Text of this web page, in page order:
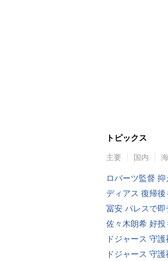
トピックス
主要 国内
ロバーツ監督
ディアス 復帰
冨安 パレスで即
佐々木朗希 好
ドジャース 守
ドジャース 守